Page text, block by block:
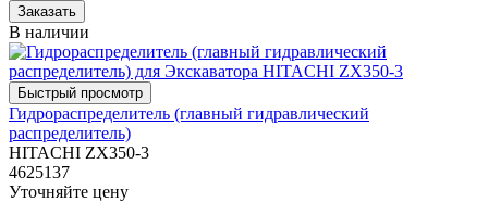
В наличии
Гидрораспределитель (главный гидравлический
распределитель)
HITACHI ZX350-3
4625137
Уточняйте цену